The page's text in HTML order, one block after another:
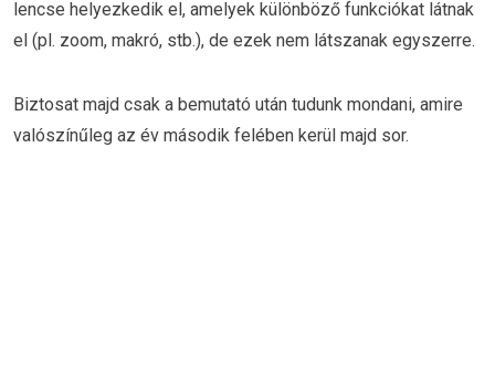
lencse helyezkedik el, amelyek különböző funkciókat látnak
el (pl. zoom, makró, stb.), de ezek nem látszanak egyszerre.
Biztosat majd csak a bemutató után tudunk mondani, amire
valószínűleg az év második felében kerül majd sor.